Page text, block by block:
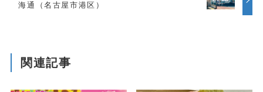
海通（名古屋市港区）
関連記事